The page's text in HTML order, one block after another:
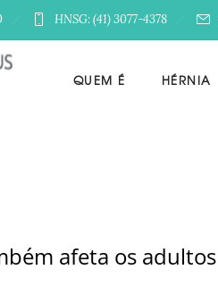
HNSG: (41) 3077-4378
QUEM É HÉRNIA
afeta os adultos